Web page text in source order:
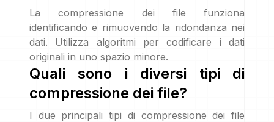
La compressione dei file funziona
identificando e rimuovendo la ridondanza nei
dati. Utilizza algoritmi per codificare i dati
originali in uno spazio minore.
Quali sono i diversi tipi di
compressione dei file?
I due principali tipi di compressione dei file